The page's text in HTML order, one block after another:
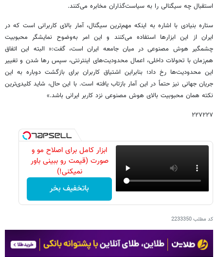
استقبال چه سیگنالی را به سیاست‌گذاران مخابره می‌کنند.
ستاره بنیادی با اشاره به اینکه مهم‌ترین سیگنال، آمار بالای کاربرانی است که در
ایران از این ابزارها استفاده می‌کنند و این امر به‌وضوح نمایشگر محبوبیت
چشمگیر هوش مصنوعی در میان جامعه ایران است، گفت:« البته این اتفاق
هم‌زمان با تحولات داخلی، اعمال محدودیت‌های اینترنتی، سپس رها شدن و تغییر
این محدودیت‌ها رخ داد؛ بنابراین اشتیاق کاربران برای بازگشت دوباره به این
جریان جهانی نیز حتماً در این آمار بازتاب یافته است. با این حال، شاید کلیدی‌ترین
نکته همان محبوبیت بالای هوش مصنوعی نزد کاربر ایرانی باشد.»
۲۲۷۲۲۷
ابزار کامل برای اصلاح مو و
صورت (قیمت رو ببینی باور
نمیکنی!)
باتخفیف بخر
کد مطلب2233350